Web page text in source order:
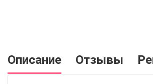
Описание Отзывы